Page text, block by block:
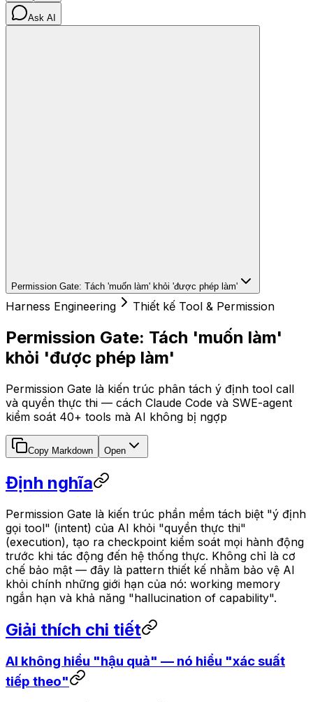
Ask AI
Permission Gate: Tách 'muốn làm' khỏi 'được phép làm'
Harness Engineering Thiết kế Tool & Permission
Permission Gate: Tách 'muốn làm'
khỏi 'được phép làm'
Permission Gate là kiến trúc phân tách ý định tool call
và quyền thực thi — cách Claude Code và SWE-agent
kiểm soát 40+ tools mà AI không bị ngợp
Copy Markdown Open
Định nghĩa
Permission Gate là kiến trúc phần mềm tách biệt "ý định
gọi tool" (intent) của AI khỏi "quyền thực thi"
(execution), tạo ra checkpoint kiểm soát mọi hành động
trước khi tác động đến hệ thống thực. Không chỉ là cơ
chế bảo mật — đây là pattern thiết kế nhằm bảo vệ AI
khỏi chính những giới hạn của nó: working memory
ngắn hạn và khả năng "hallucination of capability".
Giải thích chi tiết
AI không hiểu "hậu quả" — nó hiểu "xác suất
tiếp theo"